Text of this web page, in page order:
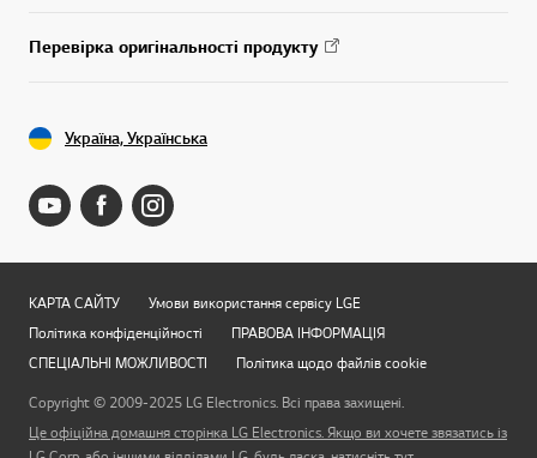
Перевірка оригінальності продукту
Україна, Українська
КАРТА САЙТУ
Умови використання сервісу LGE
Політика конфіденційності
ПРАВОВА ІНФОРМАЦІЯ
СПЕЦІАЛЬНІ МОЖЛИВОСТІ
Політика щодо файлів cookie
Copyright © 2009-2025 LG Electronics. Всі права захищені.
Це офіційна домашня сторінка LG Electronics. Якщо ви хочете звязатись із